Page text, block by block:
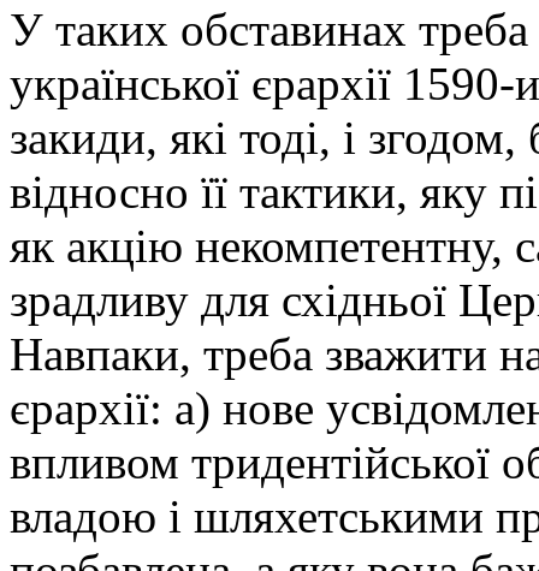
У таких обставинах треба
української єрархії
закиди, які тоді, і
відносно її тактики, яку
як акцію некомпетентну,
зрадливу для східньої
Навпаки, треба зважити
єрархії: а) нове
впливом тридентійської
владою і шляхетськими